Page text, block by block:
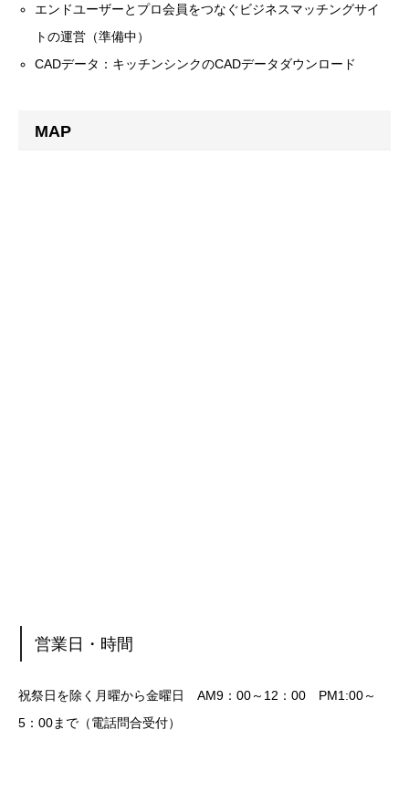
エンドユーザーとプロ会員をつなぐビジネスマッチングサイ
トの運営（準備中）
CADデータ：キッチンシンクのCADデータダウンロード
MAP
営業日・時間
祝祭日を除く月曜から金曜日 AM9：00～12：00 PM1:00～
5：00まで（電話問合受付）